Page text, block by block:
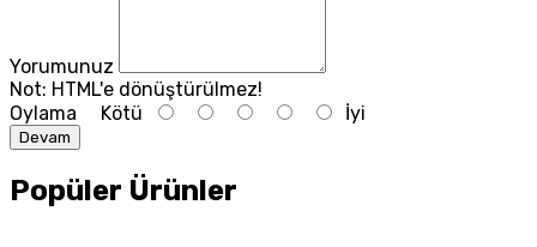
Yorumunuz
Not: HTML'e dönüştürülmez!
Oylama Kötü İyi
Devam
Popüler Ürünler